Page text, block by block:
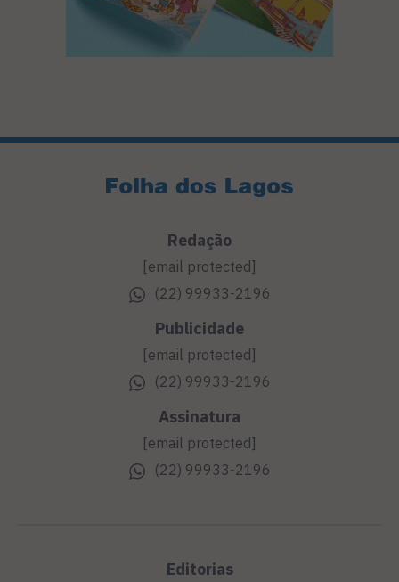
Redação
[email protected]
(22) 99933-2196
Publicidade
[email protected]
(22) 99933-2196
Assinatura
[email protected]
(22) 99933-2196
Editorias